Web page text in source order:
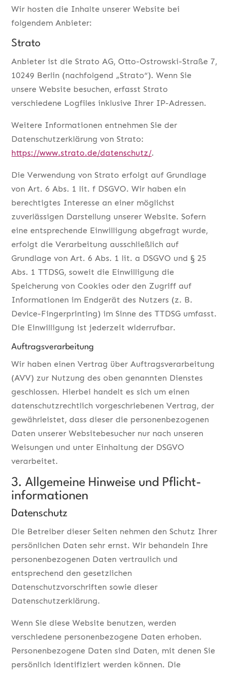
Wir hosten die Inhalte unserer Website bei
folgendem Anbieter:
Strato
Anbieter ist die Strato AG, Otto-Ostrowski-Straße 7,
10249 Berlin (nachfolgend „Strato“). Wenn Sie
unsere Website besuchen, erfasst Strato
verschiedene Logfiles inklusive Ihrer IP-Adressen.
Weitere Informationen entnehmen Sie der
Datenschutzerklärung von Strato:
https://www.strato.de/datenschutz/.
Die Verwendung von Strato erfolgt auf Grundlage
von Art. 6 Abs. 1 lit. f DSGVO. Wir haben ein
berechtigtes Interesse an einer möglichst
zuverlässigen Darstellung unserer Website. Sofern
eine entsprechende Einwilligung abgefragt wurde,
erfolgt die Verarbeitung ausschließlich auf
Grundlage von Art. 6 Abs. 1 lit. a DSGVO und § 25
Abs. 1 TTDSG, soweit die Einwilligung die
Speicherung von Cookies oder den Zugriff auf
Informationen im Endgerät des Nutzers (z. B.
Device-Fingerprinting) im Sinne des TTDSG umfasst.
Die Einwilligung ist jederzeit widerrufbar.
Auftragsverarbeitung
Wir haben einen Vertrag über Auftragsverarbeitung
(AVV) zur Nutzung des oben genannten Dienstes
geschlossen. Hierbei handelt es sich um einen
datenschutzrechtlich vorgeschriebenen Vertrag, der
gewährleistet, dass dieser die personenbezogenen
Daten unserer Websitebesucher nur nach unseren
Weisungen und unter Einhaltung der DSGVO
verarbeitet.
3. Allgemeine Hinweise und Pflicht­
informationen
Datenschutz
Die Betreiber dieser Seiten nehmen den Schutz Ihrer
persönlichen Daten sehr ernst. Wir behandeln Ihre
personenbezogenen Daten vertraulich und
entsprechend den gesetzlichen
Datenschutzvorschriften sowie dieser
Datenschutzerklärung.
Wenn Sie diese Website benutzen, werden
verschiedene personenbezogene Daten erhoben.
Personenbezogene Daten sind Daten, mit denen Sie
persönlich identifiziert werden können. Die